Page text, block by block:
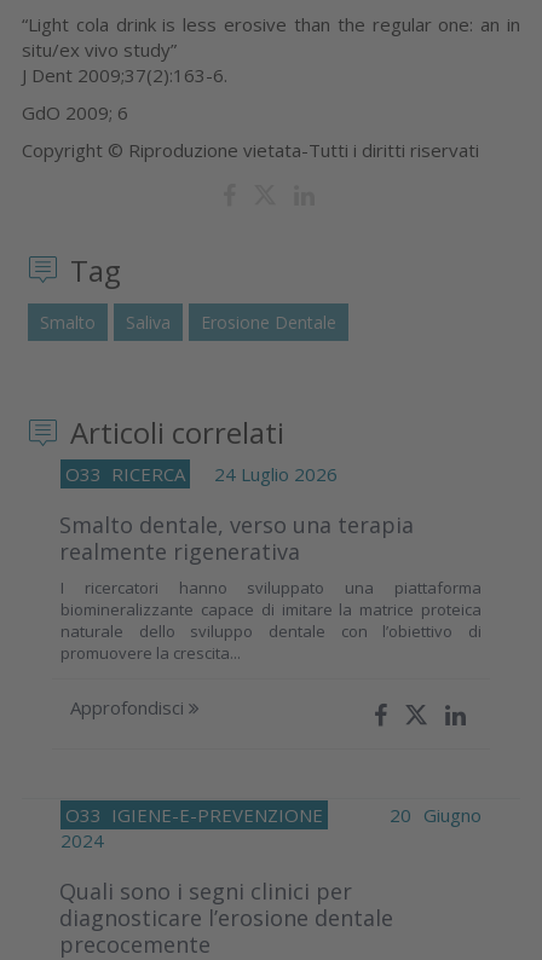
“Light cola drink is less erosive than the regular one: an in
situ/ex vivo study”
J Dent 2009;37(2):163-6.
GdO 2009; 6
Copyright © Riproduzione vietata-Tutti i diritti riservati
Tag
Smalto Saliva Erosione Dentale
Articoli correlati
O33 RICERCA 24 Luglio 2026
Smalto dentale, verso una terapia
realmente rigenerativa
I ricercatori hanno sviluppato una piattaforma
biomineralizzante capace di imitare la matrice proteica
naturale dello sviluppo dentale con l’obiettivo di
promuovere la crescita...
Approfondisci
O33 IGIENE-E-PREVENZIONE
20 Giugno
2024
Quali sono i segni clinici per
diagnosticare l’erosione dentale
precocemente